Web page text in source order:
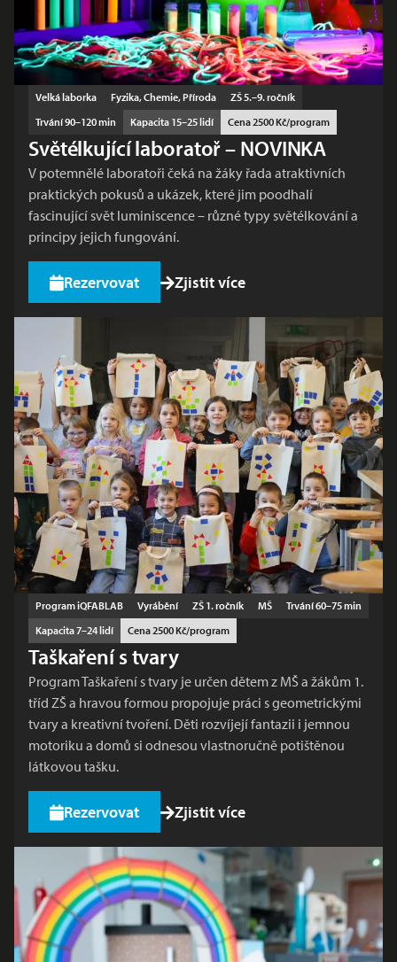
Světélkující laboratoř – NOVINKA
V potemnělé laboratoři čeká na žáky řada atraktivních
praktických pokusů a ukázek, které jim poodhalí
fascinující svět luminiscence – různé typy světélkování a
principy jejich fungování.
Velká laborka Fyzika, Chemie, Příroda
ZŠ 5.–9. ročník
Trvání 90–120 min
Kapacita 15–25 lidí Cena 2500 Kč/program
Rezervovat Zjistit více
Taškaření s tvary
Program Taškaření s tvary je určen dětem z MŠ a žákům 1.
tříd ZŠ a hravou formou propojuje práci s geometrickými
tvary a kreativní tvoření. Děti rozvíjejí fantazii i jemnou
motoriku a domů si odnesou vlastnoručně potištěnou
látkovou tašku.
Program iQFABLAB Vyrábění ZŠ 1. ročník MŠ
Trvání 60–75 min
Kapacita 7–24 lidí
Cena 2500 Kč/program
Rezervovat Zjistit více